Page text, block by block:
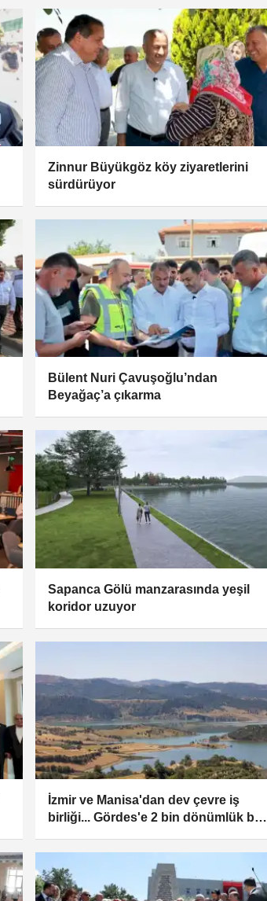
Zinnur Büyükgöz köy ziyaretlerini
sürdürüyor
Bülent Nuri Çavuşoğlu’ndan
Beyağaç’a çıkarma
Sapanca Gölü manzarasında yeşil
koridor uzuyor
İzmir ve Manisa'dan dev çevre iş
birliği... Gördes'e 2 bin dönümlük bal